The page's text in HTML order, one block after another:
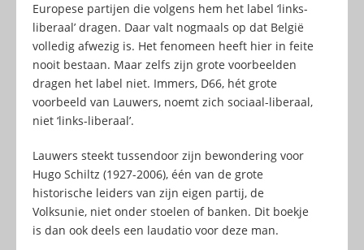
Europese partijen die volgens hem het label ‘links-
liberaal’ dragen. Daar valt nogmaals op dat België
volledig afwezig is. Het fenomeen heeft hier in feite
nooit bestaan. Maar zelfs zijn grote voorbeelden
dragen het label niet. Immers, D66, hét grote
voorbeeld van Lauwers, noemt zich sociaal-liberaal,
niet ‘links-liberaal’.
Lauwers steekt tussendoor zijn bewondering voor
Hugo Schiltz (1927-2006), één van de grote
historische leiders van zijn eigen partij, de
Volksunie, niet onder stoelen of banken. Dit boekje
is dan ook deels een laudatio voor deze man.